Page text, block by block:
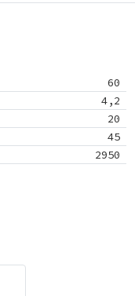
60
4,2
20
45
2950